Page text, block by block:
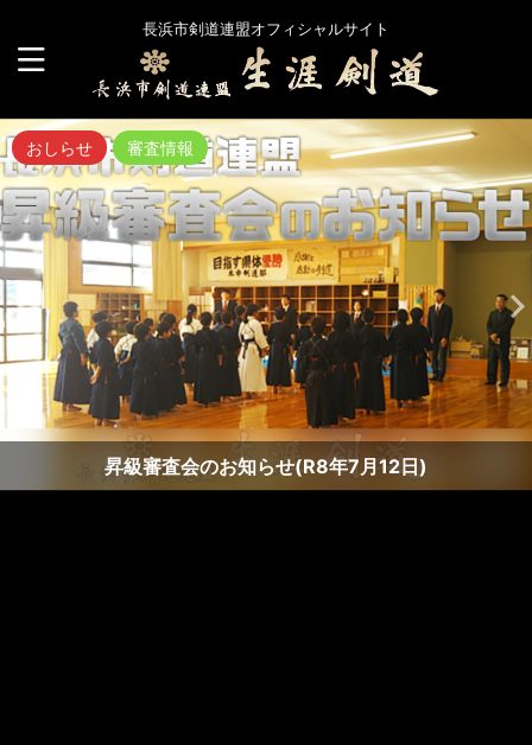
長浜市剣道連盟オフィシャルサイト
おしらせ 審査情報
昇級審査会のお知らせ(R8年7月12日)